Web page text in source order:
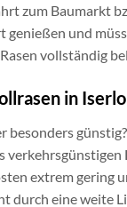
zum Baumarkt
genießen und
vollständig
in
besonders
extrem gering
durch eine weite